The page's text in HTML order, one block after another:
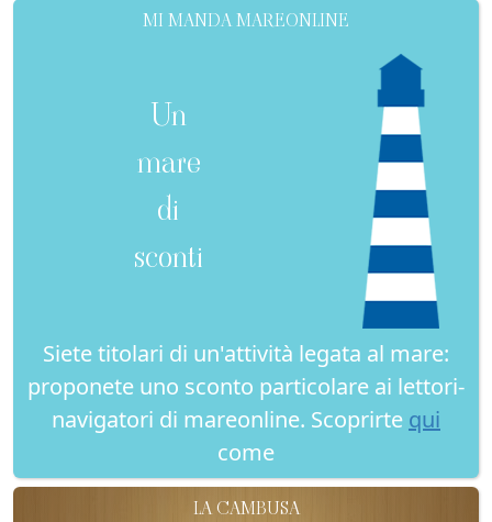
MI MANDA MAREONLINE
Un
mare
di
sconti
Siete titolari di un'attività legata al mare:
proponete uno sconto particolare ai lettori-
navigatori di mareonline. Scoprirte qui
come
LA CAMBUSA